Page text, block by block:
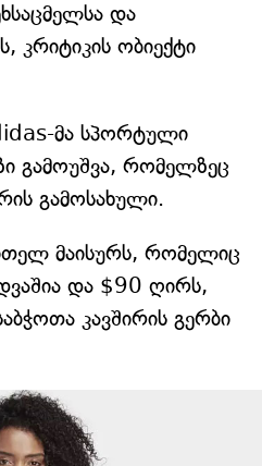
და
კრიტიკის ობიექტი
მა სპორტული
გამოუშვა, რომელზეც
გამოსახული.
მაისურს, რომელიც
და $90 ღირს,
კავშირის გერბი